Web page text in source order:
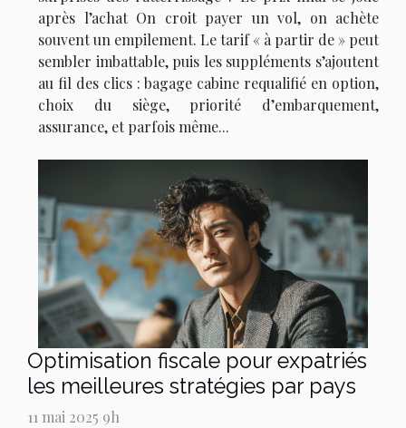
après l’achat On croit payer un vol, on achète
souvent un empilement. Le tarif « à partir de » peut
sembler imbattable, puis les suppléments s’ajoutent
au fil des clics : bagage cabine requalifié en option,
choix du siège, priorité d’embarquement,
assurance, et parfois même...
Optimisation fiscale pour expatriés
les meilleures stratégies par pays
11 mai 2025 9h